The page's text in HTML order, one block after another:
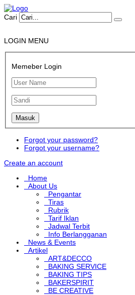
Cari
LOGIN MENU
Memeber Login
Forgot your password?
Forgot your username?
Create an account
Home
About Us
Pengantar
Tiras
Rubrik
Tarif Iklan
Jadwal Terbit
Info Berlangganan
News & Events
Artikel
ART&DECCO
BAKING SERVICE
BAKING TIPS
BAKERSPIRIT
BE CREATIVE